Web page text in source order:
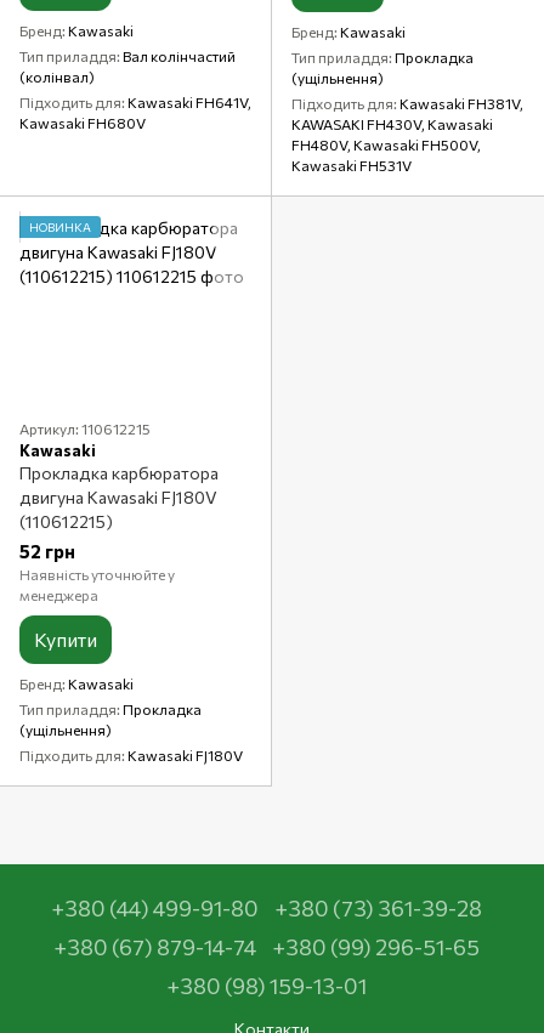
Бренд Kawasaki
Тип приладдя Вал колінчастий
(колінвал)
Підходить для Kawasaki FH641V,
Kawasaki FH680V
Бренд Kawasaki
Тип приладдя Прокладка
(ущільнення)
Підходить для Kawasaki FH381V,
KAWASAKI FH430V, Kawasaki
FH480V, Kawasaki FH500V,
Kawasaki FH531V
НОВИНКА
Артикул: 110612215
Kawasaki
Прокладка карбюратора
двигуна Kawasaki FJ180V
(110612215)
52 грн
Наявність уточнюйте у
менеджера
Купити
Бренд Kawasaki
Тип приладдя Прокладка
(ущільнення)
Підходить для Kawasaki FJ180V
+380 (44) 499-91-80
+380 (73) 361-39-28
+380 (67) 879-14-74
+380 (99) 296-51-65
+380 (98) 159-13-01
Контакти